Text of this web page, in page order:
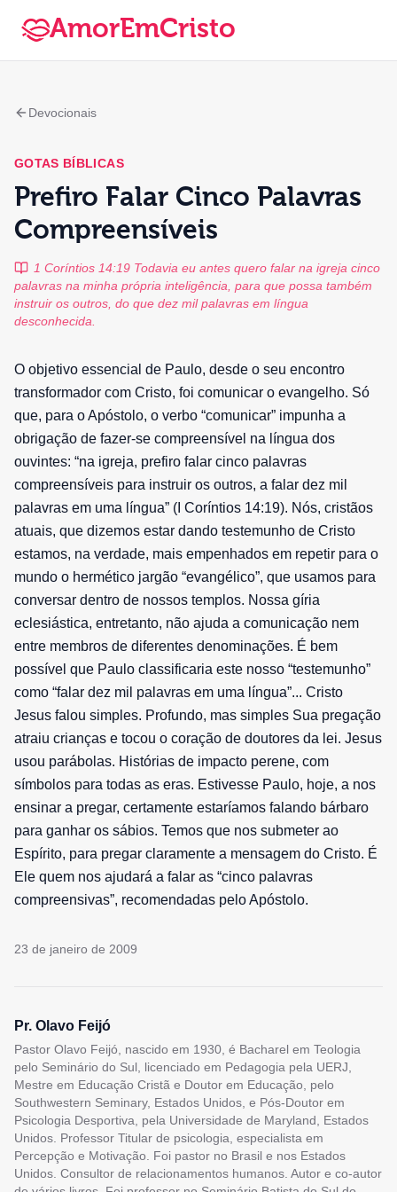
AmorEmCristo
Devocionais
GOTAS BÍBLICAS
Prefiro Falar Cinco Palavras
Compreensíveis
1 Coríntios 14:19 Todavia eu antes quero falar na igreja cinco
palavras na minha própria inteligência, para que possa também
instruir os outros, do que dez mil palavras em língua
desconhecida.
O objetivo essencial de Paulo, desde o seu encontro
transformador com Cristo, foi comunicar o evangelho. Só
que, para o Apóstolo, o verbo “comunicar” impunha a
obrigação de fazer-se compreensível na língua dos
ouvintes: “na igreja, prefiro falar cinco palavras
compreensíveis para instruir os outros, a falar dez mil
palavras em uma língua” (I Coríntios 14:19). Nós, cristãos
atuais, que dizemos estar dando testemunho de Cristo
estamos, na verdade, mais empenhados em repetir para o
mundo o hermético jargão “evangélico”, que usamos para
conversar dentro de nossos templos. Nossa gíria
eclesiástica, entretanto, não ajuda a comunicação nem
entre membros de diferentes denominações. É bem
possível que Paulo classificaria este nosso “testemunho”
como “falar dez mil palavras em uma língua”... Cristo
Jesus falou simples. Profundo, mas simples Sua pregação
atraiu crianças e tocou o coração de doutores da lei. Jesus
usou parábolas. Histórias de impacto perene, com
símbolos para todas as eras. Estivesse Paulo, hoje, a nos
ensinar a pregar, certamente estaríamos falando bárbaro
para ganhar os sábios. Temos que nos submeter ao
Espírito, para pregar claramente a mensagem do Cristo. É
Ele quem nos ajudará a falar as “cinco palavras
compreensivas”, recomendadas pelo Apóstolo.
23 de janeiro de 2009
Pr. Olavo Feijó
Pastor Olavo Feijó, nascido em 1930, é Bacharel em Teologia
pelo Seminário do Sul, licenciado em Pedagogia pela UERJ,
Mestre em Educação Cristã e Doutor em Educação, pelo
Southwestern Seminary, Estados Unidos, e Pós-Doutor em
Psicologia Desportiva, pela Universidade de Maryland, Estados
Unidos. Professor Titular de psicologia, especialista em
Percepção e Motivação. Foi pastor no Brasil e nos Estados
Unidos. Consultor de relacionamentos humanos. Autor e co-autor